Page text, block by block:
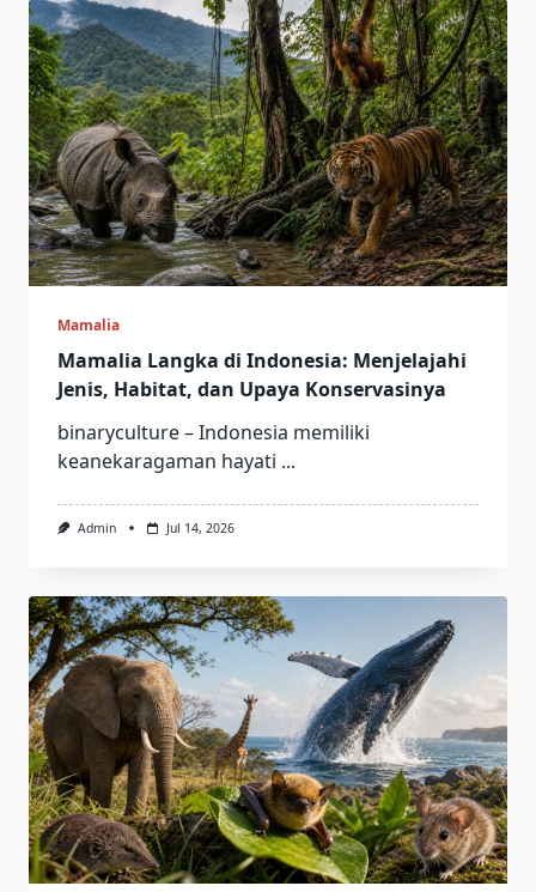
Mamalia
Mamalia Langka di Indonesia: Menjelajahi
Jenis, Habitat, dan Upaya Konservasinya
binaryculture – Indonesia memiliki
keanekaragaman hayati ...
Admin Jul 14, 2026